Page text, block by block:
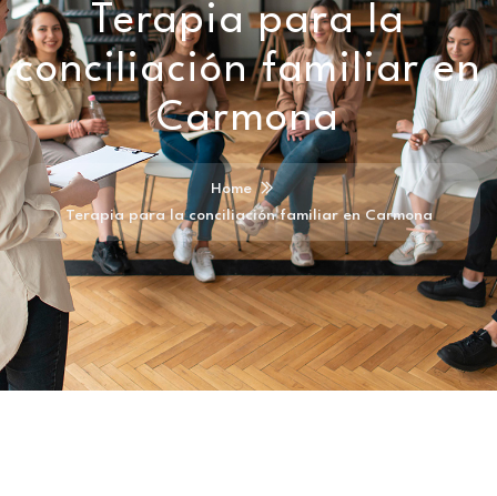
Terapia para la
conciliación familiar en
Carmona
Home
Terapia para la conciliación familiar en Carmona